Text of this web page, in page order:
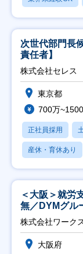
次世代部門長
責任者】
株式会社セレス
東京都
700万
正社員採用
産休・育休あり
＜大阪＞就労
無／DYMグル
日祝】
株式会社ワーク
大阪府